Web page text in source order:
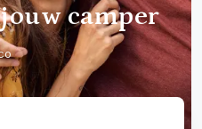
camper